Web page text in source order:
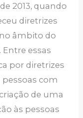
2013, quando
diretrizes
âmbito do
Entre essas
por diretrizes
com
de uma
às pessoas